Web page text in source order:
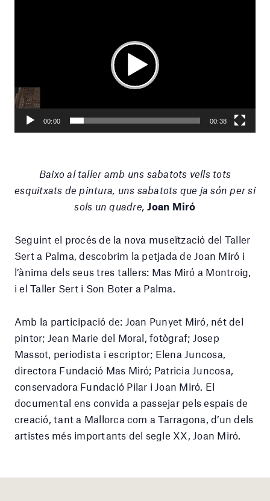
00:00 00:38
Play
Play
Seek
Current
time
00:38
Toggle
Mute
Toggle
Baixo al taller amb uns sabatots vells tots
esquitxats de pintura, uns sabatots que ja són per si
sols un quadre, Joan Miró
Seguint el procés de la nova museïtzació del Taller
Sert a Palma, descobrim la petjada de Joan Miró i
l’ànima dels seus tres tallers: Mas Miró a Montroig,
i el Taller Sert i Son Boter a Palma.
Amb la participació de: Joan Punyet Miró, nét del
pintor; Jean Marie del Moral, fotògraf; Josep
Massot, periodista i escriptor; Elena Juncosa,
directora Fundació Mas Miró; Patricia Juncosa,
conservadora Fundació Pilar i Joan Miró. El
documental ens convida a passejar pels espais de
creació, tant a Mallorca com a Tarragona, d’un dels
artistes més importants del segle XX, Joan Miró.